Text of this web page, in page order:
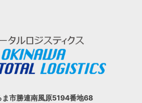
市勝連南風原5194番地68